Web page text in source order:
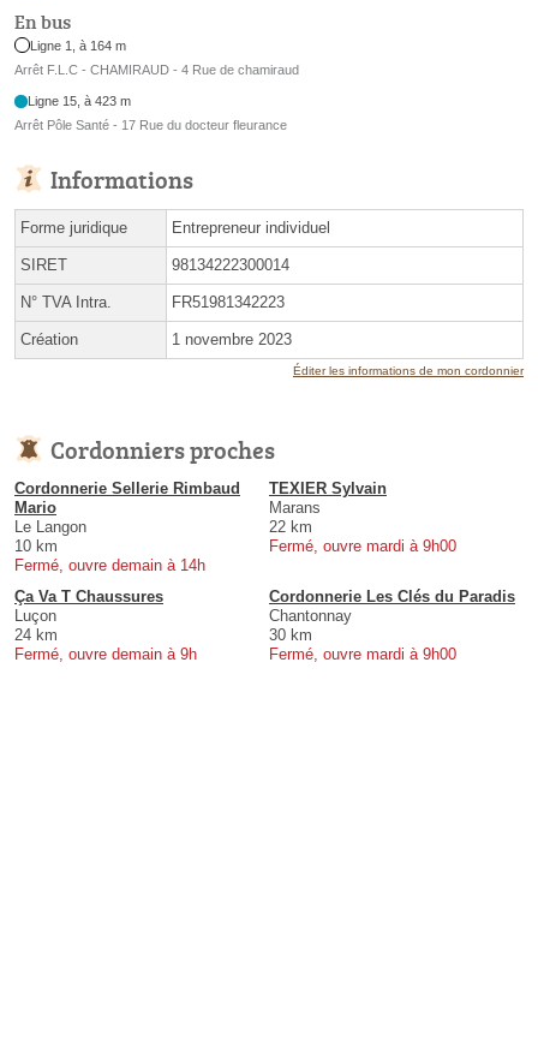
En bus
Ligne 1, à 164 m
Arrêt F.L.C - CHAMIRAUD - 4 Rue de chamiraud
Ligne 15, à 423 m
Arrêt Pôle Santé - 17 Rue du docteur fleurance
Informations
Forme juridique Entrepreneur individuel
SIRET 98134222300014
N° TVA Intra. FR51981342223
Création 1 novembre 2023
Éditer les informations de mon cordonnier
Cordonniers proches
Cordonnerie Sellerie Rimbaud
Mario
Le Langon
10 km
Fermé, ouvre demain à 14h
TEXIER Sylvain
Marans
22 km
Fermé, ouvre mardi à 9h00
Ça Va T Chaussures
Luçon
24 km
Fermé, ouvre demain à 9h
Cordonnerie Les Clés du Paradis
Chantonnay
30 km
Fermé, ouvre mardi à 9h00